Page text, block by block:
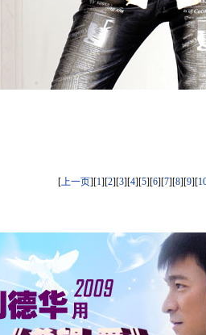
[上一页][1][2][3][4][5][6][7][8][9][